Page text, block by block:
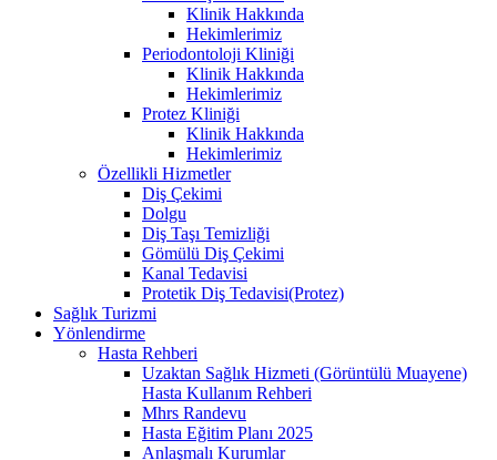
Klinik Hakkında
Hekimlerimiz
Periodontoloji Kliniği
Klinik Hakkında
Hekimlerimiz
Protez Kliniği
Klinik Hakkında
Hekimlerimiz
Özellikli Hizmetler
Diş Çekimi
Dolgu
Diş Taşı Temizliği
Gömülü Diş Çekimi
Kanal Tedavisi
Protetik Diş Tedavisi(Protez)
Sağlık Turizmi
Yönlendirme
Hasta Rehberi
Uzaktan Sağlık Hizmeti (Görüntülü Muayene)
Hasta Kullanım Rehberi
Mhrs Randevu
Hasta Eğitim Planı 2025
Anlaşmalı Kurumlar